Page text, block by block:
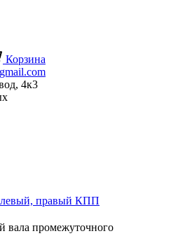
Корзина
4к3
правый КПП
промежуточного